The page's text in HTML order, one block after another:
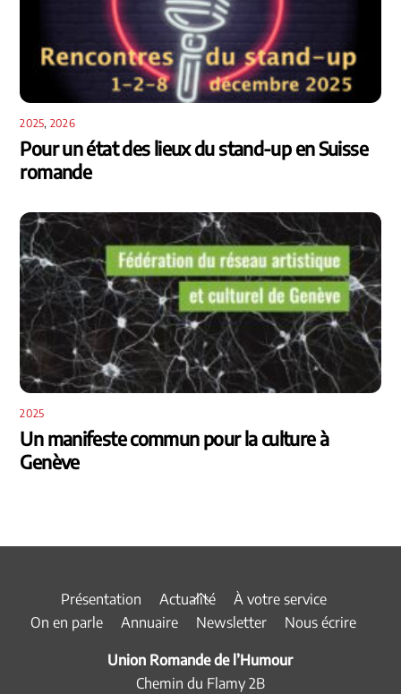
2025, 2026
Pour un état des lieux du stand-up en Suisse
romande
2025
Un manifeste commun pour la culture à
Genève
Back
To
Présentation Actualité
À votre service
On en parle
Annuaire Newsletter Nous écrire
Union Romande de l’Humour
Chemin du Flamy 2B